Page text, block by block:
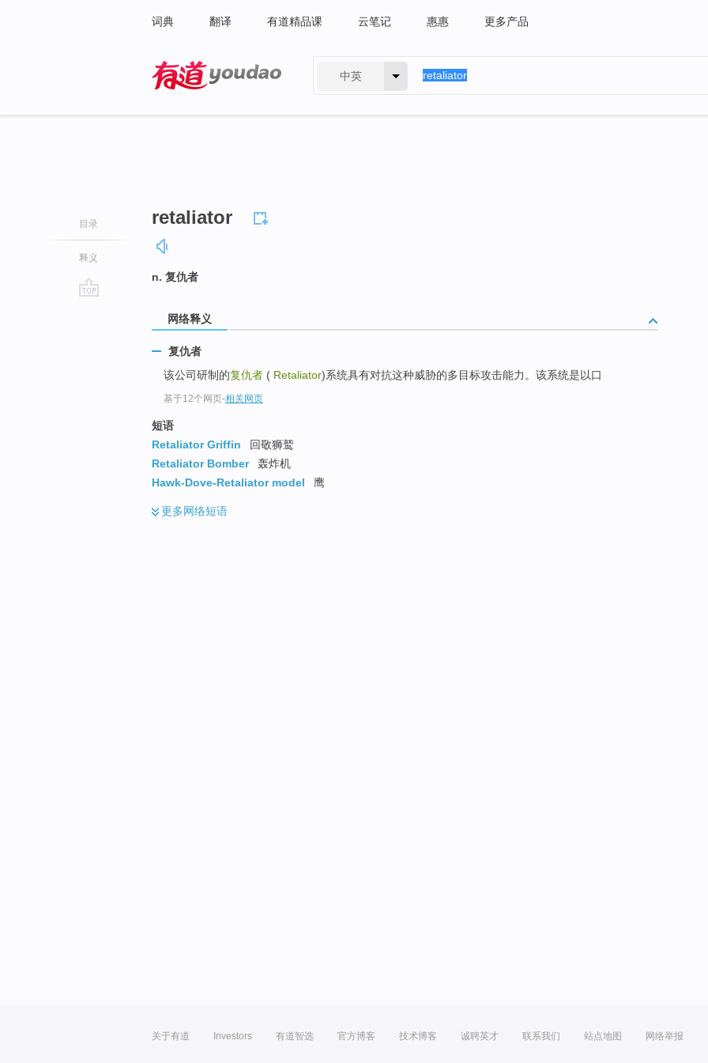
词典 翻译 有道精品课 云笔记 惠惠 更多产品
中英
目录
释义
retaliator
n. 复仇者
网络释义
复仇者
该公司研制的复仇者 ( Retaliator)系统具有对抗这种威胁的多目标攻击能力。该系统是以口
基于12个网页-相关网页
短语
Retaliator Griffin
回敬狮鹫
Retaliator Bomber
轰炸机
Hawk-Dove-Retaliator model
鹰
更多网络短语
关于有道 Investors 有道智选 官方博客 技术博客 诚聘英才 联系我们 站点地图 网络举报